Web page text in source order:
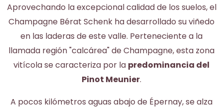
Aprovechando la excepcional calidad de los suelos, el
Champagne Bérat Schenk ha desarrollado su viñedo
en las laderas de este valle. Perteneciente a la
llamada región "calcárea" de Champagne, esta zona
vitícola se caracteriza por la predominancia del
Pinot Meunier.
A pocos kilómetros aguas abajo de Épernay, se alza